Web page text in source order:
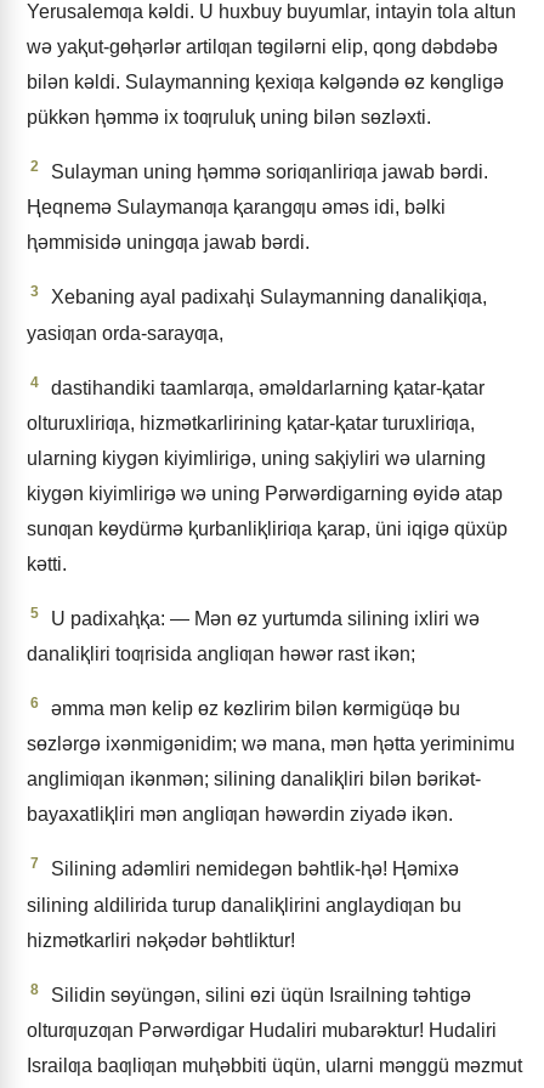
Yerusalemƣa kǝldi. U huxbuy buyumlar, intayin tola altun
wǝ yaⱪut-gɵⱨǝrlǝr artilƣan tɵgilǝrni elip, qong dǝbdǝbǝ
bilǝn kǝldi. Sulaymanning ⱪexiƣa kǝlgǝndǝ ɵz kɵngligǝ
pükkǝn ⱨǝmmǝ ix toƣruluⱪ uning bilǝn sɵzlǝxti.
2
Sulayman uning ⱨǝmmǝ soriƣanliriƣa jawab bǝrdi.
Ⱨeqnemǝ Sulaymanƣa ⱪarangƣu ǝmǝs idi, bǝlki
ⱨǝmmisidǝ uningƣa jawab bǝrdi.
3
Xebaning ayal padixaⱨi Sulaymanning danaliⱪiƣa,
yasiƣan orda-sarayƣa,
4
dastihandiki taamlarƣa, ǝmǝldarlarning ⱪatar-ⱪatar
olturuxliriƣa, hizmǝtkarlirining ⱪatar-ⱪatar turuxliriƣa,
ularning kiygǝn kiyimlirigǝ, uning saⱪiyliri wǝ ularning
kiygǝn kiyimlirigǝ wǝ uning Pǝrwǝrdigarning ɵyidǝ atap
sunƣan kɵydürmǝ ⱪurbanliⱪliriƣa ⱪarap, üni iqigǝ qüxüp
kǝtti.
5
U padixaⱨⱪa: — Mǝn ɵz yurtumda silining ixliri wǝ
danaliⱪliri toƣrisida angliƣan hǝwǝr rast ikǝn;
6
ǝmma mǝn kelip ɵz kɵzlirim bilǝn kɵrmigüqǝ bu
sɵzlǝrgǝ ixǝnmigǝnidim; wǝ mana, mǝn ⱨǝtta yeriminimu
anglimiƣan ikǝnmǝn; silining danaliⱪliri bilǝn bǝrikǝt-
bayaxatliⱪliri mǝn angliƣan hǝwǝrdin ziyadǝ ikǝn.
7
Silining adǝmliri nemidegǝn bǝhtlik-ⱨǝ! Ⱨǝmixǝ
silining aldilirida turup danaliⱪlirini anglaydiƣan bu
hizmǝtkarliri nǝⱪǝdǝr bǝhtliktur!
8
Silidin sɵyüngǝn, silini ɵzi üqün Israilning tǝhtigǝ
olturƣuzƣan Pǝrwǝrdigar Hudaliri mubarǝktur! Hudaliri
Israilƣa baƣliƣan muⱨǝbbiti üqün, ularni mǝnggü mǝzmut